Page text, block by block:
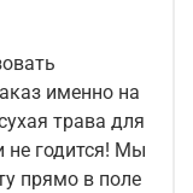
именно на
трава для
не годится! Мы
прямо в поле